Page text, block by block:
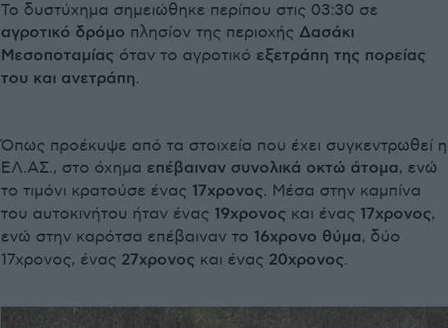
Το δυστύχημα σημειώθηκε περίπου στις 03:30 σε
αγροτικό δρόμο πλησίον της περιοχής Δασάκι
Μεσοποταμίας όταν το αγροτικό εξετράπη της πορείας
του και ανετράπη.
Όπως προέκυψε από τα στοιχεία που έχει συγκεντρωθεί η
ΕΛ.ΑΣ., στο όχημα επέβαιναν συνολικά οκτώ άτομα, ενώ
το τιμόνι κρατούσε ένας 17χρονος. Μέσα στην καμπίνα
του αυτοκινήτου ήταν ένας 19χρονος και ένας 17χρονος,
ενώ στην καρότσα επέβαιναν το 16χρονο θύμα, δύο
17χρονος, ένας 27χρονος και ένας 20χρονος.